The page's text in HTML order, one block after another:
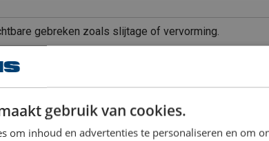
gebreken zoals slijtage of vervorming.
normen, soms met demontage of beproeving.
zoals smeren of afstellen om conditie te
gebruik van cookies.
om inhoud en advertenties te personaliseren en om